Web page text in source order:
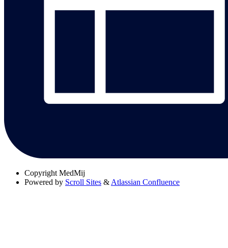
Copyright MedMij
Powered by Scroll Sites & Atlassian Confluence